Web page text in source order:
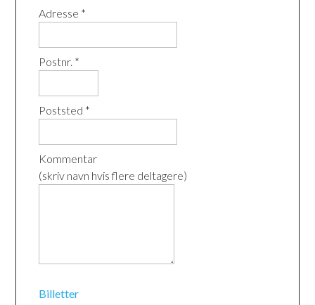
Adresse *
Postnr. *
Poststed *
Kommentar
(skriv navn hvis flere deltagere)
Billetter